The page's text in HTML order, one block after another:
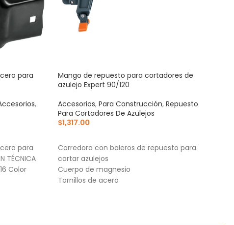
para
,
para
TÉCNICA
Color
Mango de repuesto para cortadores de
azulejo Expert 90/120
Accesorios, Para Construcción, Repuesto
Para Cortadores De Azulejos
$1,317.00
Corredora con baleros de repuesto para
cortar azulejos
Cuerpo de magnesio
Tornillos de acero